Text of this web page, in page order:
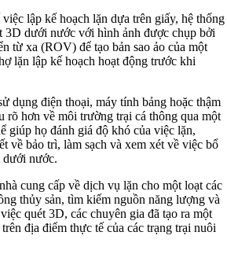
lập kế hoạch lặn dựa trên giấy, hệ thống
3D dưới nước với hình ảnh được chụp bởi
từ xa (ROV) để tạo bản sao ảo của một
lặn lập kế hoạch hoạt động trước khi
dụng điện thoại, máy tính bảng hoặc thậm
rõ hơn về môi trường trại cá thông qua một
giúp họ đánh giá độ khó của việc lặn,
về bảo trì, làm sạch và xem xét về việc bổ
dưới nước.
cung cấp về dịch vụ lặn cho một loạt các
thủy sản, tìm kiếm nguồn năng lượng và
quét 3D, các chuyên gia đã tạo ra một
địa điểm thực tế của các trạng trại nuôi